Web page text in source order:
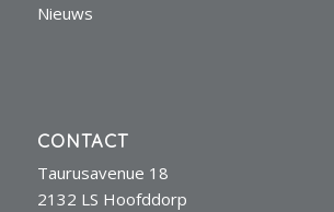
Nieuws
CONTACT
Taurusavenue 18
2132 LS Hoofddorp